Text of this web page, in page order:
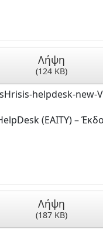
Λήψη
(124 KB)
helpdesk-new-
(EAITY) –
Λήψη
(187 KB)